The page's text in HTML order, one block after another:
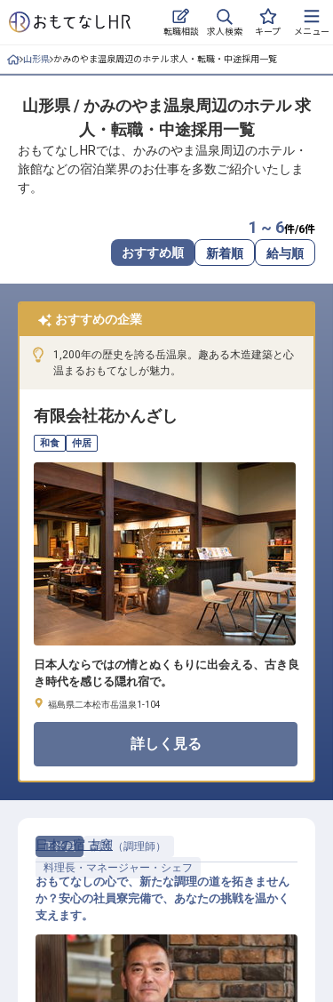
転職相談 求人検索 キープ メニュー
ログイン
求人・施設を探す
キープした求人
ご利用の流れ
よくある質問
ホテル・宿泊業界情報コラム
無料 転職サポートに申し込む
採用をお考えの企業様へ
山形県 かみのやま温泉周辺のホテル 求人・転職・中途採用一覧
山形県 / かみのやま温泉周辺のホテル 求
人・転職・中途採用一覧
おもてなしHRでは、かみのやま温泉周辺のホテル・
旅館などの宿泊業界のお仕事を多数ご紹介いたしま
す。
1 ~ 6件/6件
おすすめ順 新着順 給与順
おすすめの企業
1,200年の歴史を誇る岳温泉。趣ある木造建築と心
温まるおもてなしが魅力。
有限会社花かんざし
和食 仲居
日本人ならではの情とぬくもりに出会える、古き良
き時代を感じる隠れ宿で。
福島県二本松市岳温泉1-104
詳しく見る
正社員
調理（調理師）
料理長・マネージャー・シェフ
日本の宿 古窯
おもてなしの心で、新たな調理の道を拓きません
か？安心の社員寮完備で、あなたの挑戦を温かく
支えます。